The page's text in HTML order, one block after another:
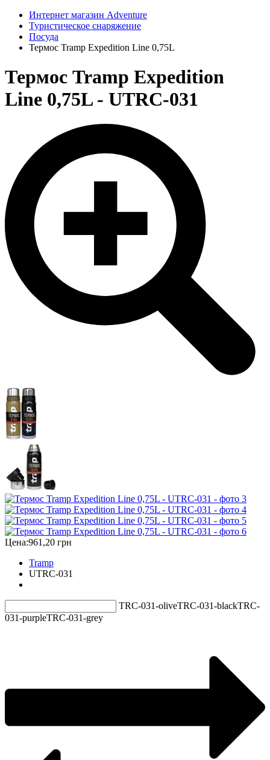
Интернет магазин Adventure
Туристическое снаряжение
Посуда
Термос Tramp Expedition Line 0,75L
Термос Tramp Expedition
Line 0,75L - UTRC-031
Цена:961,20 грн
Tramp
UTRC-031
TRC-031-oliveTRC-031-blackTRC-
031-purpleTRC-031-grey